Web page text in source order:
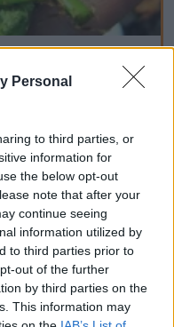
Personal
to third parties, or
information for
the below opt-out
note that after your
continue seeing
information utilized by
to third parties prior to
out of the further
by third parties on the
This information may
That Are Known